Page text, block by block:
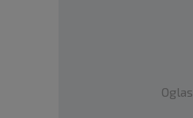
Oglas